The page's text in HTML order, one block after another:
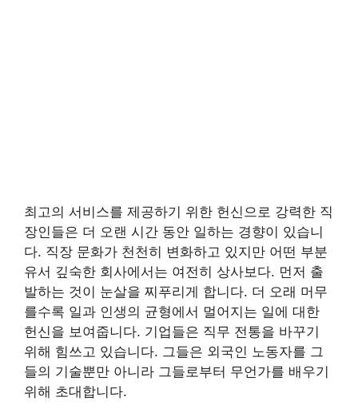
최고의 서비스를 제공하기 위한 헌신으로 강력한 직
장인들은 더 오랜 시간 동안 일하는 경향이 있습니
다. 직장 문화가 천천히 변화하고 있지만 어떤 부분
유서 깊숙한 회사에서는 여전히 상사보다. 먼저 출
발하는 것이 눈살을 찌푸리게 합니다. 더 오래 머무
를수록 일과 인생의 균형에서 멀어지는 일에 대한
헌신을 보여줍니다. 기업들은 직무 전통을 바꾸기
위해 힘쓰고 있습니다. 그들은 외국인 노동자를 그
들의 기술뿐만 아니라 그들로부터 무언가를 배우기
위해 초대합니다.